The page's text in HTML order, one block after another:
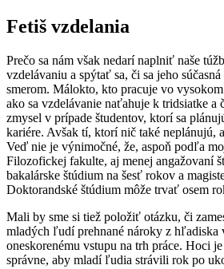
Fetiš vzdelania
Prečo sa nám však nedarí naplniť naše
vzdelávaniu a spýtať sa, či sa jeho
smerom. Málokto, kto pracuje vo
ako sa vzdelávanie naťahuje k tridsiatke a
zmysel v prípade študentov, ktorí sa
kariére. Avšak tí, ktorí nič také neplánujú,
Veď nie je výnimočné, že, aspoň podľa
Filozofickej fakulte, aj menej angažovaní
bakalárske štúdium na šesť rokov a
Doktorandské štúdium môže trvať osem
Mali by sme si tiež položiť otázku, či
mladých ľudí prehnané nároky z hľadiska
oneskorenému vstupu na trh práce. Hoci
správne, aby mladí ľudia strávili rok po